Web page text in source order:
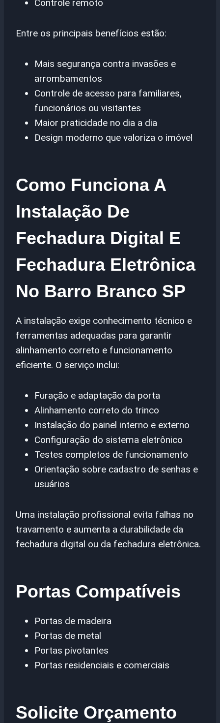
Controle remoto
Entre os principais benefícios estão:
Mais segurança contra invasões e
arrombamentos
Controle de acesso para familiares,
funcionários ou visitantes
Maior praticidade no dia a dia
Design moderno que valoriza o imóvel
Como Funciona A
Instalação De
Fechadura Digital E
Fechadura Eletrônica
No Barro Branco SP
A instalação exige conhecimento técnico e
ferramentas adequadas para garantir
alinhamento correto e funcionamento
eficiente. O serviço inclui:
Furação e adaptação da porta
Alinhamento correto do trinco
Instalação do painel interno e externo
Configuração do sistema eletrônico
Testes completos de funcionamento
Orientação sobre cadastro de senhas e
usuários
Uma instalação profissional evita falhas no
travamento e aumenta a durabilidade da
fechadura digital ou da fechadura eletrônica.
Portas Compatíveis
Portas de madeira
Portas de metal
Portas pivotantes
Portas residenciais e comerciais
Solicite Orçamento